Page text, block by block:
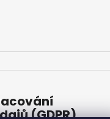
(GDPR)